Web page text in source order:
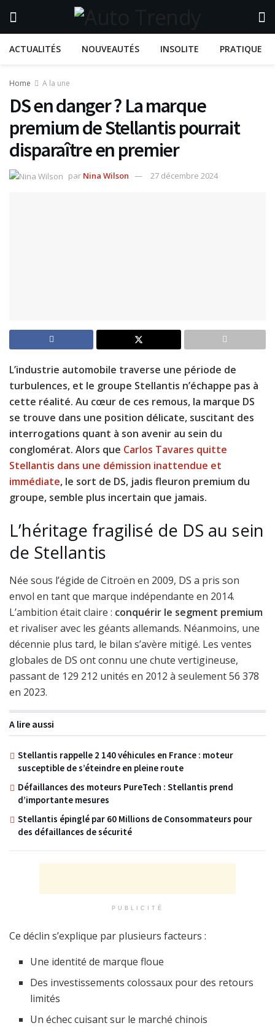
ACTUALITÉS NOUVEAUTÉS INSOLITE PRATIQUE
Home A la une
DS en danger ? La marque
premium de Stellantis pourrait
disparaître en premier
par Nina Wilson 27 décembre 2024
L’industrie automobile traverse une période de
turbulences, et le groupe Stellantis n’échappe pas à
cette réalité. Au cœur de ces remous, la marque DS
se trouve dans une position délicate, suscitant des
interrogations quant à son avenir au sein du
conglomérat. Alors que Carlos Tavares quitte
Stellantis dans une démission inattendue et
immédiate, le sort de DS, jadis fleuron premium du
groupe, semble plus incertain que jamais.
L’héritage fragilisé de DS au sein
de Stellantis
Née sous l’égide de Citroën en 2009, DS a pris son
envol en tant que marque indépendante en 2014.
L’ambition était claire : conquérir le segment premium
et rivaliser avec les géants allemands. Néanmoins, une
décennie plus tard, le bilan s’avère mitigé. Les ventes
globales de DS ont connu une chute vertigineuse,
passant de 129 212 unités en 2012 à seulement 56 378
en 2023.
A lire aussi
Stellantis rappelle 2 140 véhicules en France : moteur
susceptible de s’éteindre en pleine route
Défaillances des moteurs PureTech : Stellantis prend
d’importante mesures
Stellantis épinglé par 60 Millions de Consommateurs pour
des défaillances de sécurité
PUBLICITÉ
Ce déclin s’explique par plusieurs facteurs :
Une identité de marque floue
Des investissements colossaux pour des retours
limités
Un échec cuisant sur le marché chinois